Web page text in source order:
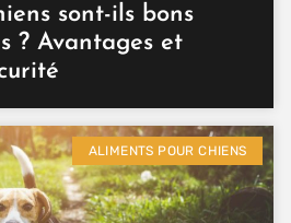
sont-ils bons
? Avantages et
ALIMENTS POUR CHIENS